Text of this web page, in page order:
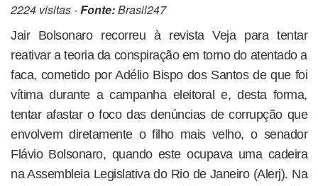
2224 visitas -Fonte:Brasil247
Jair Bolsonaro recorreu à revista Veja para tentar
reativar a teoria da conspiração em torno do atentado a
faca, cometido por Adélio Bispo dos Santos de que foi
vítima durante a campanha eleitoral e, desta forma,
tentar afastar o foco das denúncias de corrupção que
envolvem diretamente o filho mais velho, o senador
Flávio Bolsonaro, quando este ocupava uma cadeira
na Assembleia Legislativa do Rio de Janeiro (Alerj). Na